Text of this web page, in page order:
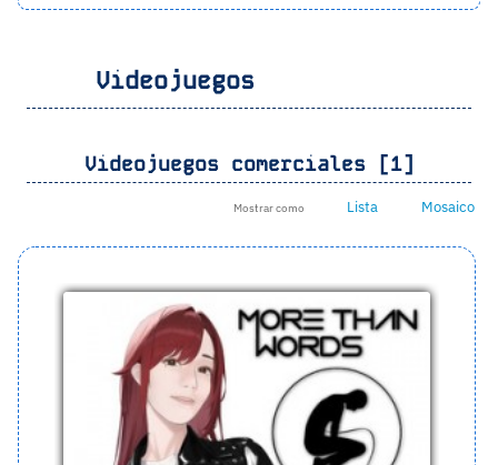
Videojuegos
Videojuegos comerciales [1]
Mostrar como Lista Mosaico